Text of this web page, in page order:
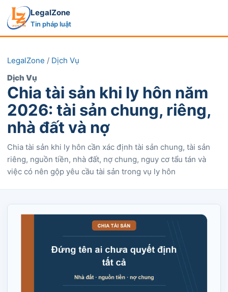
LegalZone
Tin pháp luật
LegalZone / Dịch Vụ
Dịch Vụ
Chia tài sản khi ly hôn năm
2026: tài sản chung, riêng,
nhà đất và nợ
Chia tài sản khi ly hôn cần xác định tài sản chung, tài sản
riêng, nguồn tiền, nhà đất, nợ chung, nguy cơ tẩu tán và
việc có nên gộp yêu cầu tài sản trong vụ ly hôn